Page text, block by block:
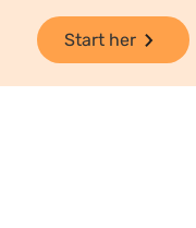
Start her